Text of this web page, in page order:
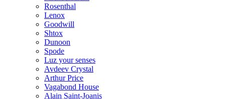
Rosenthal
Lenox
Goodwill
Shtox
Dunoon
Spode
Luz your senses
Avdeev Crystal
Arthur Price
Vagabond House
Alain Saint-Joanis